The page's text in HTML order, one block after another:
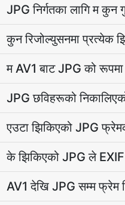
JPG निर्गतका लागि म कुन
कुन रिजोल्युसनमा प्रत्येक
म AV1 बाट JPG को
JPG छविहरूको
एउटा झिकिएको JPG
के झिकिएको JPG ले EXIF
AV1 देखि JPG सम्म फ्रेम